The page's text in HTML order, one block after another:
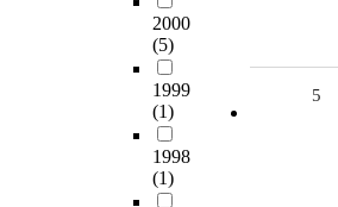
2000
(5)
1999
(1)
1998
(1)
5